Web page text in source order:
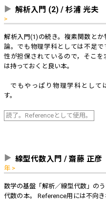
解析入門 (2) / 杉浦 光夫
解析入門(1)の続き。複素関数とか
論。でも物理学科としては不足で
性が担保されているので，そこを
は持っておくと良い本。
でもやっぱり物理学科として
す。
読了。Referenceとして使用。
線型代数入門 / 齋藤 正彦
年
数学の基盤「解析／線型代数」の
代数の本。 Reference用には不向